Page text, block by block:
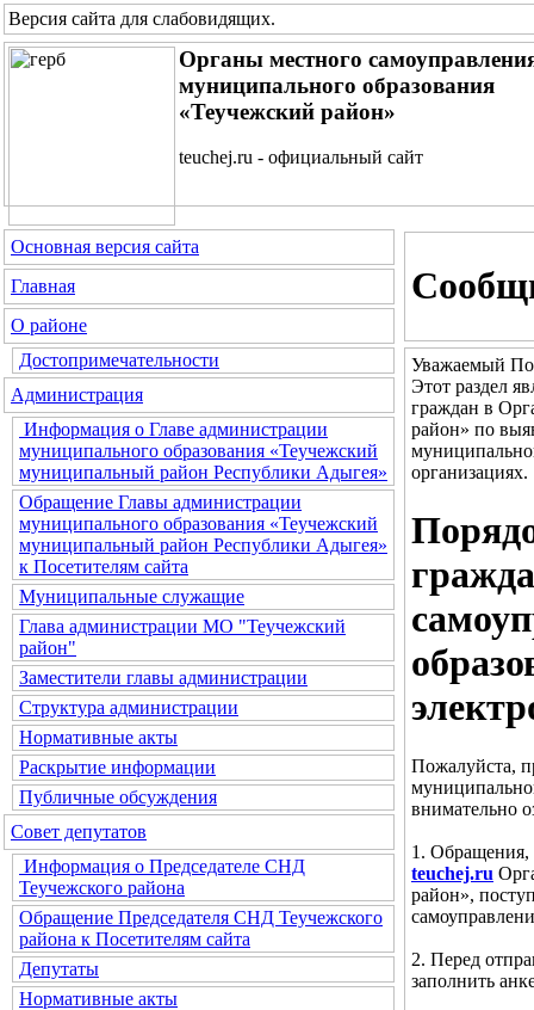
Версия сайта для слабовидящих.
Органы местного
муниципального образования
«Теучежский район»
teuchej.ru - официальный сайт
Основная версия сайта
Главная
О районе
Достопримечательности
Администрация
Информация о Главе администрации
муниципального образования «Теучежский
муниципальный район Республики Адыгея»
Обращение Главы администрации
муниципального образования «Теучежский
муниципальный район Республики Адыгея»
к Посетителям сайта
Муниципальные служащие
Глава администрации МО "Теучежский
район"
Заместители главы администрации
Структура администрации
Нормативные акты
Раскрытие информации
Публичные обсуждения
Совет депутатов
Информация о Председателе СНД
Теучежского района
Обращение Председателя СНД Теучежского
района к Посетителям сайта
Депутаты
Нормативные акты
Уважаемый
Этот раздел
граждан в
район» по
организациях.
Пожалуйста,
внимательно
1. Обращения,
teuchej.ru
район»,
2. Перед
заполнить